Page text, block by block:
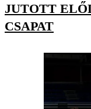
JUTOTT
CSAPAT